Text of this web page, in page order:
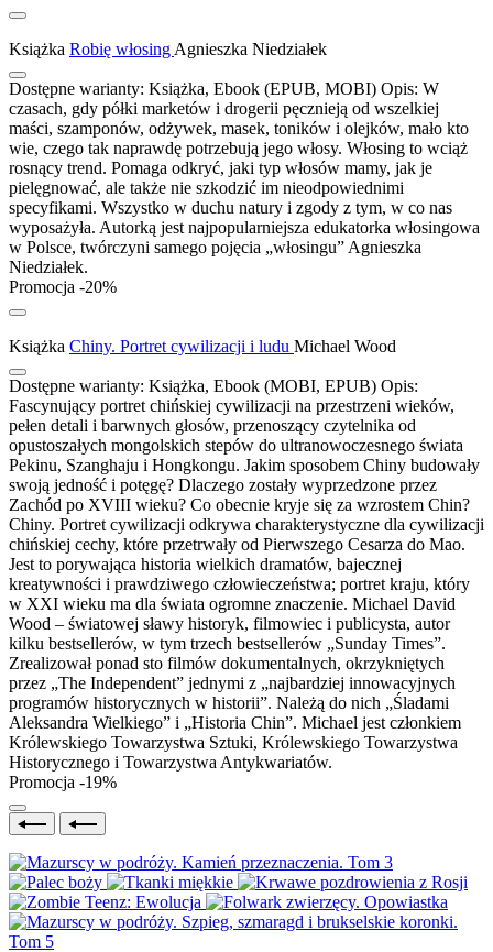
Książka Robię włosing Agnieszka Niedziałek
Dostępne warianty: Książka, Ebook (EPUB, MOBI) Opis: W
czasach, gdy półki marketów i drogerii pęcznieją od wszelkiej
maści, szamponów, odżywek, masek, toników i olejków, mało kto
wie, czego tak naprawdę potrzebują jego włosy. Włosing to wciąż
rosnący trend. Pomaga odkryć, jaki typ włosów mamy, jak je
pielęgnować, ale także nie szkodzić im nieodpowiednimi
specyfikami. Wszystko w duchu natury i zgody z tym, w co nas
wyposażyła. Autorką jest najpopularniejsza edukatorka włosingowa
w Polsce, twórczyni samego pojęcia „włosingu” Agnieszka
Niedziałek.
Promocja -20%
Książka Chiny. Portret cywilizacji i ludu Michael Wood
Dostępne warianty: Książka, Ebook (MOBI, EPUB) Opis:
Fascynujący portret chińskiej cywilizacji na przestrzeni wieków,
pełen detali i barwnych głosów, przenoszący czytelnika od
opustoszałych mongolskich stepów do ultranowoczesnego świata
Pekinu, Szanghaju i Hongkongu. Jakim sposobem Chiny budowały
swoją jedność i potęgę? Dlaczego zostały wyprzedzone przez
Zachód po XVIII wieku? Co obecnie kryje się za wzrostem Chin?
Chiny. Portret cywilizacji odkrywa charakterystyczne dla cywilizacji
chińskiej cechy, które przetrwały od Pierwszego Cesarza do Mao.
Jest to porywająca historia wielkich dramatów, bajecznej
kreatywności i prawdziwego człowieczeństwa; portret kraju, który
w XXI wieku ma dla świata ogromne znaczenie. Michael David
Wood – światowej sławy historyk, filmowiec i publicysta, autor
kilku bestsellerów, w tym trzech bestsellerów „Sunday Times”.
Zrealizował ponad sto filmów dokumentalnych, okrzykniętych
przez „The Independent” jednymi z „najbardziej innowacyjnych
programów historycznych w historii”. Należą do nich „Śladami
Aleksandra Wielkiego” i „Historia Chin”. Michael jest członkiem
Królewskiego Towarzystwa Sztuki, Królewskiego Towarzystwa
Historycznego i Towarzystwa Antykwariatów.
Promocja -19%